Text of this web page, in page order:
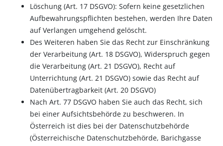
Löschung (Art. 17 DSGVO): Sofern keine gesetzlichen
Aufbewahrungspflichten bestehen, werden Ihre Daten
auf Verlangen umgehend gelöscht.
Des Weiteren haben Sie das Recht zur Einschränkung
der Verarbeitung (Art. 18 DSGVO), Widerspruch gegen
die Verarbeitung (Art. 21 DSGVO), Recht auf
Unterrichtung (Art. 21 DSGVO) sowie das Recht auf
Datenübertragbarkeit (Art. 20 DSGVO)
Nach Art. 77 DSGVO haben Sie auch das Recht, sich
bei einer Aufsichtsbehörde zu beschweren. In
Österreich ist dies bei der Datenschutzbehörde
(Österreichische Datenschutzbehörde, Barichgasse